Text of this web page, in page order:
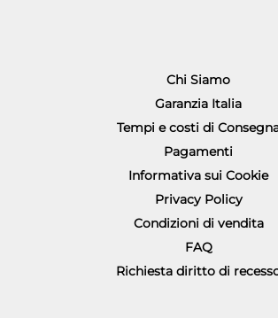
Chi Siamo
Garanzia Italia
Tempi e costi di
Pagamenti
Informativa sui Cookie
Privacy Policy
Condizioni di vendita
FAQ
Richiesta diritto di